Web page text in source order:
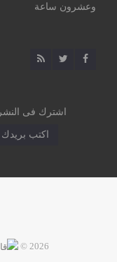
وعشرون ساعة
اشترك فى
2026 ©